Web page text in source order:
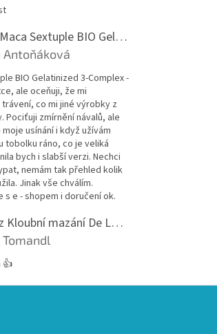
Vitalvibe Maca Sextuple BIO Gelatinized 3-Complex, 60 kapslí
je 5 z 5 hvězdiček.
Antoňáková
BIO Gelatinized 3-Complex -
ale oceňuji, že mi
co mi jiné výrobky z
Pociťuji zmírnění návalů, ale
usínání i když užívám
tobolku ráno, co je veliká
bych i slabší verzi. Nechci
nemám tak přehled kolik
Jinak vše chválím.
s e - shopem i doručení ok.
Priessnitz Kloubní mazání De Luxe, 200ml
je 5 z 5 hvězdiček.
👍